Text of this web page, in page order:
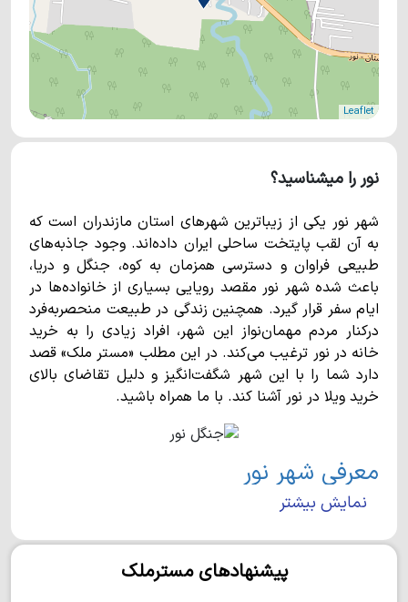
Leaflet
نور را میشناسید؟
شهر نور یکی از زیباترین شهرهای استان مازندران است که
به آن لقب پایتخت ساحلی ایران داده‌اند. وجود جاذبه‌های
طبیعی فراوان و دسترسی همزمان به کوه، جنگل و دریا،
باعث شده شهر نور مقصد رویایی بسیاری از خانواده‌ها در
ایام سفر قرار گیرد. همچنین زندگی در طبیعت منحصربه‌فرد
درکنار مردم مهمان‌نواز این شهر، افراد زیادی را به خرید
خانه در نور ترغیب می‌کند. در این مطلب «مستر ملک» قصد
دارد شما را با این شهر شگفت‌انگیز و دلیل تقاضای بالای
خرید ویلا در نور آشنا کند. با ما همراه باشید.
معرفی شهر نور
شهر نور در بخش مرکزی شهرستانی به همین نام واقع شده
جمعیت دارد. این شهر به صورت خطی در جنوب دریای خزر
کشیده شده است و از شرق به ایزدشهر و از غرب به شهر
نمایش بیشتر
پیشنهادهای مسترملک